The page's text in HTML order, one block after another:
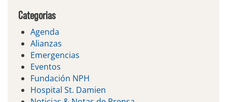
Categorias
Agenda
Alianzas
Emergencias
Eventos
Fundación NPH
Hospital St. Damien